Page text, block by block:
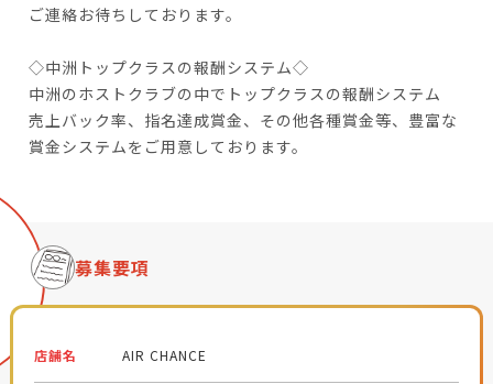
ご連絡お待ちしております。
◇中洲トップクラスの報酬システム◇
中洲のホストクラブの中でトップクラスの報酬システム
売上バック率、指名達成賞金、その他各種賞金等、豊富な
賞金システムをご用意しております。
募集要項
店舗名 AIR CHANCE